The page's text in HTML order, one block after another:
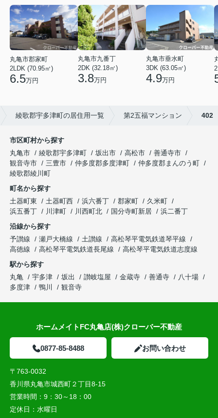
丸亀市郡家町
2LDK (70.95㎡)
6.5万円
丸亀市九番丁
2DK (32.18㎡)
3.8万円
丸亀市垂水町
3DK (63.05㎡)
4.9万円
綾歌郡宇多津町の居住用一覧 第2五福マンション 402
市区町村から探す
丸亀市
綾歌郡宇多津町 坂出市 高松市
善通寺市
観音寺市
三豊市 仲多度郡多度津町
仲多度郡まんのう町
綾歌郡綾川町
町名から探す
土器町東
土器町西 浜六番丁 郡家町
久米町
浜五番丁
川津町 川西町北 国分寺町新居
浜二番丁
沿線から探す
予讃線
瀬戸大橋線 土讃線
高松琴平電気鉄道琴平線
高徳線
高松琴平電気鉄道長尾線
高松琴平電気鉄道志度線
駅から探す
丸亀
宇多津 坂出 讃岐塩屋 金蔵寺 善通寺
八十場
多度津
鴨川 観音寺
ホームメイトFC丸亀店(株)クローバー不動産
0877-85-8488 お問い合わせ
〒763-0032
香川県丸亀市城西町２丁目8-15
営業時間： 9：30～18：00
定休日： 水曜日